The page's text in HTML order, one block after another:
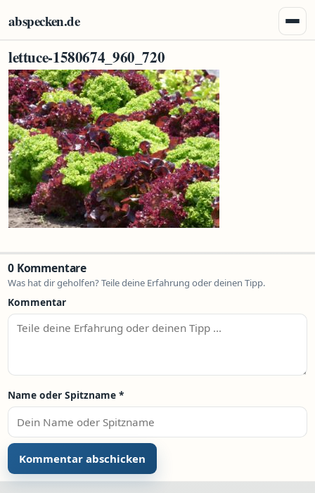
abspecken.de
lettuce-1580674_960_720
0 Kommentare
Was hat dir geholfen? Teile deine Erfahrung oder deinen Tipp.
Kommentar
Name oder Spitzname *